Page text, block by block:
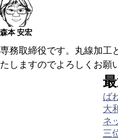
森本 安宏
専務取締役です。丸線加工
たしますのでよろしくお願
ば
大
ネ
三